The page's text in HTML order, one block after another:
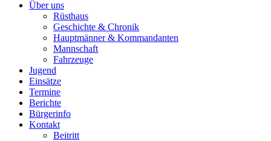
Über uns
Rüsthaus
Geschichte & Chronik
Hauptmänner & Kommandanten
Mannschaft
Fahrzeuge
Jugend
Einsätze
Termine
Berichte
Bürgerinfo
Kontakt
Beitritt